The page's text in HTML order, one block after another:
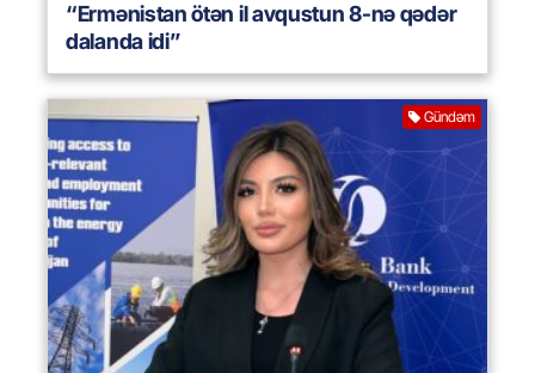
“Ermənistan ötən il avqustun 8-nə qədər
dalanda idi”
Gündəm